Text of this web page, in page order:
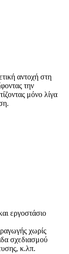
αντοχή στη
την
μόνο λίγα
εργοστάσιο
χωρίς
σχεδιασμού
κ.λπ.